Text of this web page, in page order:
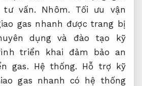
tư vấn. Nhôm.
Tối ưu vận
gas nhanh được trang bị
dụng và đào tạo kỹ
triển khai đảm bảo an
gas. Hệ thống. Hỗ trợ kỹ
gas nhanh có hệ thống